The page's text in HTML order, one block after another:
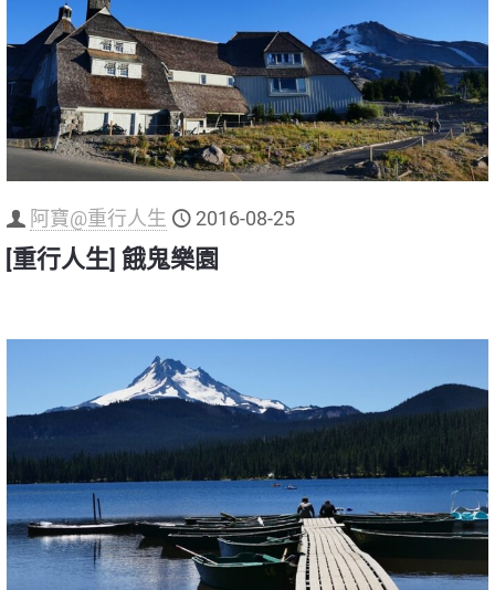
阿寶@重行人生 2016-08-25
[重行人生] 餓鬼樂園